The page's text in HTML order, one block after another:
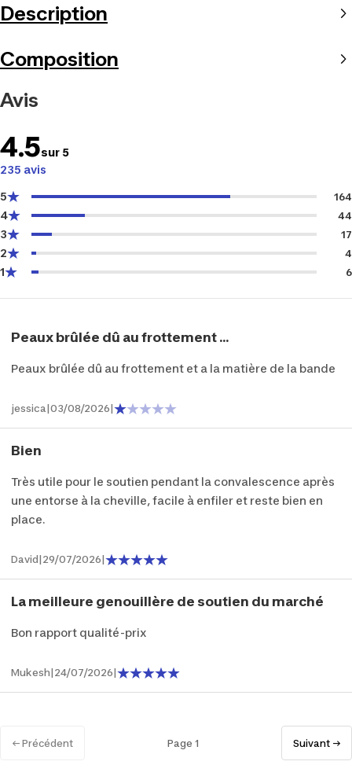
Description
Composition
Avis
4.5sur 5
235 avis
5 164
4 44
3 17
2 4
1 6
Peaux brûlée dû au frottement ...
Peaux brûlée dû au frottement et a la matière de la bande
jessica 03/08/2026
Bien
Très utile pour le soutien pendant la convalescence après
une entorse à la cheville, facile à enfiler et reste bien en
place.
David 29/07/2026
La meilleure genouillère de soutien du marché
Bon rapport qualité-prix
Mukesh 24/07/2026
← Précédent Page 1 Suivant →